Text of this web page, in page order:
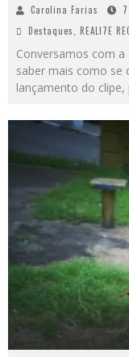
Carolina Farias
Destaques
REALI7E
Conversamos com
saber mais como se
lançamento do clipe,